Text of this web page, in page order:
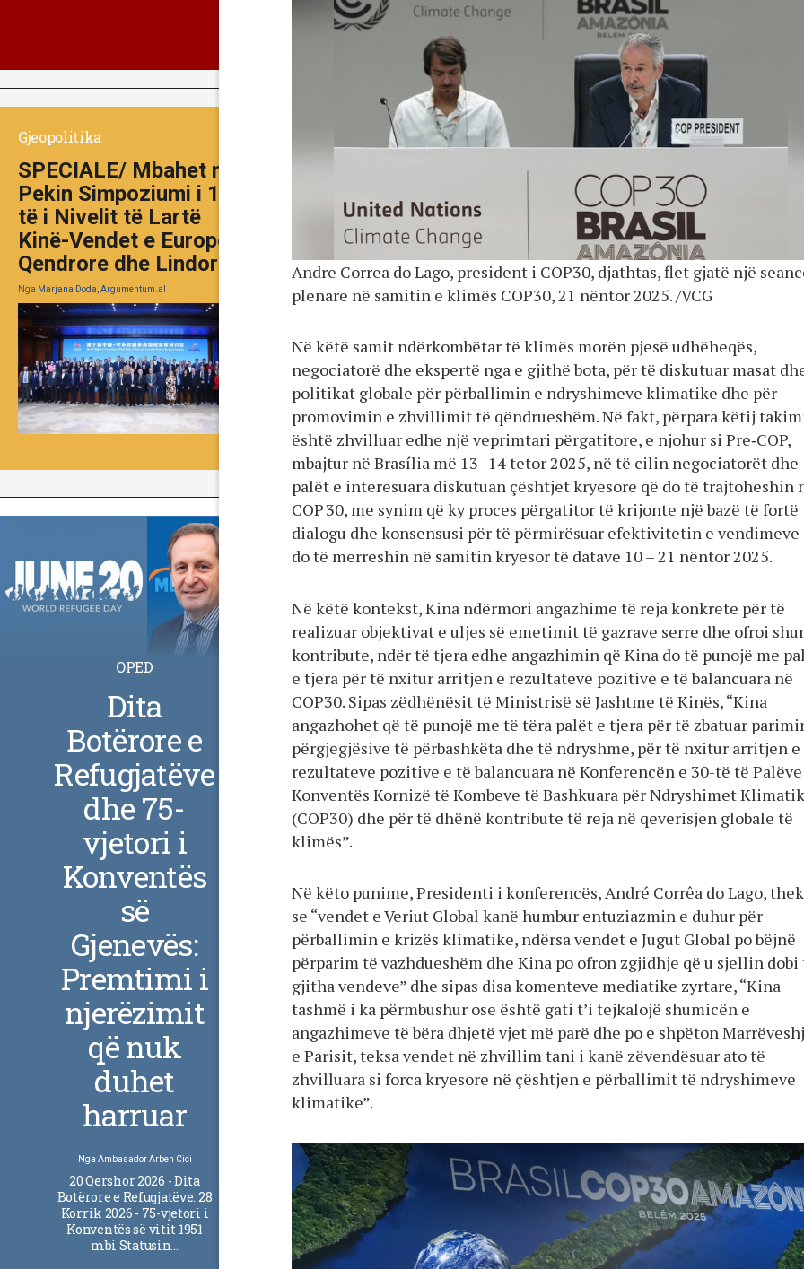
Andre Correa do Lago, president i COP30, djathtas, flet gjatë një
plenare në samitin e klimës COP30, 21 nëntor 2025. /VCG
Në këtë samit ndërkombëtar të klimës morën pjesë udhëheqës,
negociatorë dhe ekspertë nga e gjithë bota, për të diskutuar masat
politikat globale për përballimin e ndryshimeve klimatike dhe për
promovimin e zhvillimit të qëndrueshëm. Në fakt, përpara këtij
është zhvilluar edhe një veprimtari përgatitore, e njohur si Pre‑COP,
mbajtur në Brasília më 13–14 tetor 2025, në të cilin negociatorët dhe
palët e interesuara diskutuan çështjet kryesore që do të trajtoheshin
COP 30, me synim që ky proces përgatitor të krijonte një bazë të fortë
dialogu dhe konsensusi për të përmirësuar efektivitetin e vendimeve
do të merreshin në samitin kryesor të datave 10 – 21 nëntor 2025.
Në këtë kontekst, Kina ndërmori angazhime të reja konkrete për të
realizuar objektivat e uljes së emetimit të gazrave serre dhe ofroi
kontribute, ndër të tjera edhe angazhimin që Kina do të punojë me
e tjera për të nxitur arritjen e rezultateve pozitive e të balancuara në
COP30. Sipas zëdhënësit të Ministrisë së Jashtme të Kinës, “Kina
angazhohet që të punojë me të tëra palët e tjera për të zbatuar
përgjegjësive të përbashkëta dhe të ndryshme, për të nxitur arritjen e
rezultateve pozitive e të balancuara në Konferencën e 30-të të
Konventës Kornizë të Kombeve të Bashkuara për Ndryshimet
(COP30) dhe për të dhënë kontribute të reja në qeverisjen globale të
klimës”.
Në këto punime, Presidenti i konferencës, André Corrêa do Lago,
se “vendet e Veriut Global kanë humbur entuziazmin e duhur për
përballimin e krizës klimatike, ndërsa vendet e Jugut Global po bëjnë
përparim të vazhdueshëm dhe Kina po ofron zgjidhje që u sjellin dobi
gjitha vendeve” dhe sipas disa komenteve mediatike zyrtare, “Kina
tashmë i ka përmbushur ose është gati t’i tejkalojë shumicën e
angazhimeve të bëra dhjetë vjet më parë dhe po e shpëton
e Parisit, teksa vendet në zhvillim tani i kanë zëvendësuar ato të
zhvilluara si forca kryesore në çështjen e përballimit të ndryshimeve
klimatike”.
Gjeopolitika
SPECIALE/ Mbahet në
Pekin Simpoziumi i 10-
të i Nivelit të Lartë
Kinë-Vendet e Europës
Qendrore dhe Lindore
Nga Marjana Doda, Argumentum.al
OPED
Dita
Botërore e
Refugjatëve
dhe 75-
vjetori i
Konventës
së
Gjenevës:
Premtimi i
njerëzimit
që nuk
duhet
harruar
Nga Ambasador Arben Cici
20 Qershor 2026 - Dita
Botërore e Refugjatëve. 28
Korrik 2026 - 75-vjetori i
Konventës së vitit 1951
mbi Statusin…